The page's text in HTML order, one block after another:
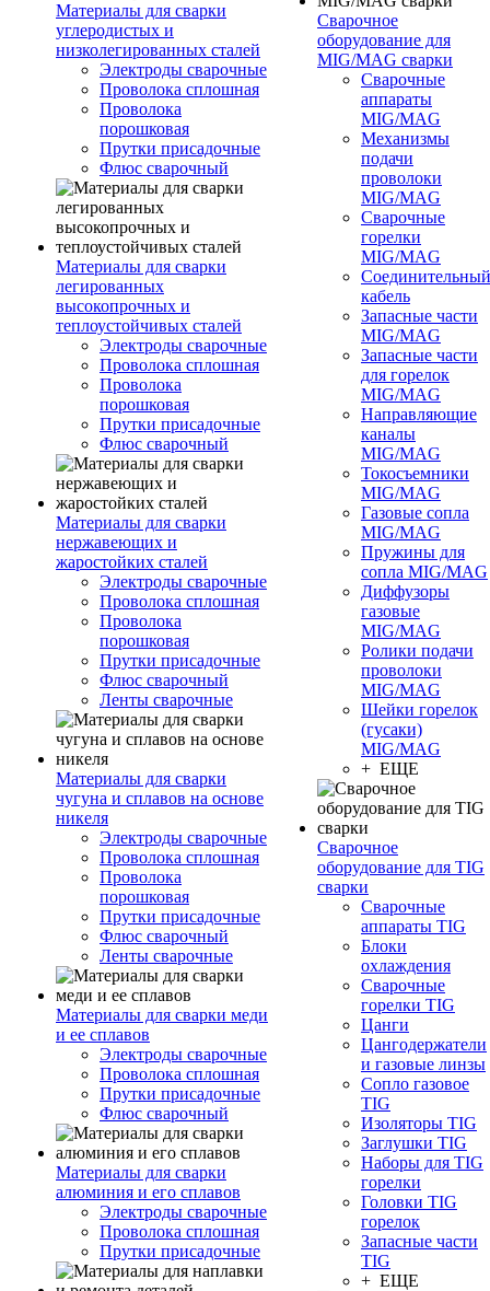
Материалы для сварки
углеродистых и
низколегированных сталей
Электроды сварочные
Проволока сплошная
Проволока
порошковая
Прутки присадочные
Флюс сварочный
Материалы для сварки
легированных
высокопрочных и
теплоустойчивых сталей
Электроды сварочные
Проволока сплошная
Проволока
порошковая
Прутки присадочные
Флюс сварочный
Материалы для сварки
нержавеющих и
жаростойких сталей
Электроды сварочные
Проволока сплошная
Проволока
порошковая
Прутки присадочные
Флюс сварочный
Ленты сварочные
Материалы для сварки
чугуна и сплавов на основе
никеля
Электроды сварочные
Проволока сплошная
Проволока
порошковая
Прутки присадочные
Флюс сварочный
Ленты сварочные
Материалы для сварки меди
и ее сплавов
Электроды сварочные
Проволока сплошная
Прутки присадочные
Флюс сварочный
Материалы для сварки
алюминия и его сплавов
Электроды сварочные
Проволока сплошная
Прутки присадочные
Сварочное
оборудование для
MIG/MAG сварки
Сварочные
аппараты
MIG/MAG
Механизмы
подачи
проволоки
MIG/MAG
Сварочные
горелки
MIG/MAG
Соединительный
кабель
Запасные части
MIG/MAG
Запасные части
для горелок
MIG/MAG
Направляющие
каналы
MIG/MAG
Токосъемники
MIG/MAG
Газовые сопла
MIG/MAG
Пружины для
сопла MIG/MAG
Диффузоры
газовые
MIG/MAG
Ролики подачи
проволоки
MIG/MAG
Шейки горелок
(гусаки)
MIG/MAG
+ ЕЩЕ
Сварочное
оборудование для TIG
сварки
Сварочные
аппараты TIG
Блоки
охлаждения
Сварочные
горелки TIG
Цанги
Цангодержатели
и газовые линзы
Сопло газовое
TIG
Изоляторы TIG
Заглушки TIG
Наборы для TIG
горелки
Головки TIG
горелок
Запасные части
TIG
+ ЕЩЕ